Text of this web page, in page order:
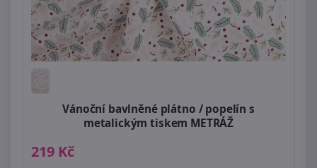
Vánoční bavlněné plátno / popelín s
metalickým tiskem METRÁŽ
219 Kč